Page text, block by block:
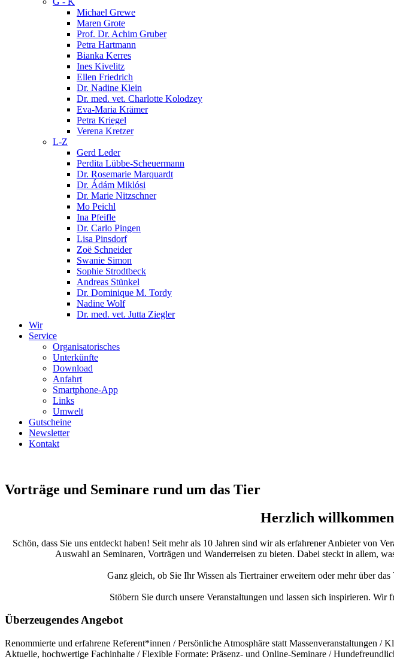
Michael Grewe
Maren Grote
Prof. Dr. Achim Gruber
Petra Hartmann
Bianka Kerres
Ines Kivelitz
Ellen Friedrich
Dr. Nadine Klein
Dr. med. vet. Charlotte Kolodzey
Eva-Maria Krämer
Petra Kriegel
Verena Kretzer
L-Z
Gerd Leder
Perdita Lübbe-Scheuermann
Dr. Rosemarie Marquardt
Dr. Ádám Miklósi
Dr. Marie Nitzschner
Mo Peichl
Ina Pfeifle
Dr. Carlo Pingen
Lisa Pinsdorf
Zoë Schneider
Swanie Simon
Sophie Strodtbeck
Andreas Stünkel
Dr. Dominique M. Tordy
Nadine Wolf
Dr. med. vet. Jutta Ziegler
Wir
Service
Organisatorisches
Unterkünfte
Download
Anfahrt
Smartphone-App
Links
Umwelt
Gutscheine
Newsletter
Kontakt
Vorträge und Seminare rund um das Tier
Herzlich
Schön, dass Sie uns entdeckt haben! Seit mehr als 10 Jahren sind wir als erfahrener Anbieter von
Auswahl an Seminaren, Vorträgen und Wanderreisen zu bieten. Dabei steckt in allem,
Ganz gleich, ob Sie Ihr Wissen als Tiertrainer erweitern oder mehr über
Stöbern Sie durch unsere Veranstaltungen und lassen sich inspirieren.
Überzeugendes Angebot
Renommierte und erfahrene Referent*innen / Persönliche Atmosphäre statt Massenveranstaltungen
Aktuelle, hochwertige Fachinhalte / Flexible Formate: Präsenz- und Online-Seminare /